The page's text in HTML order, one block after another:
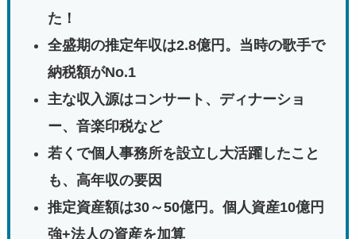
た！
全盛期の推定年収は2.8億円。当時の歌手で
納税額がNo.1
主な収入源はコンサート、ディナーショ
ー、音楽印税など
若くで個人事務所を設立し大活躍したこと
も、高年収の要因
推定資産額は30～50億円。個人資産10億円
強+法人の資産を加算